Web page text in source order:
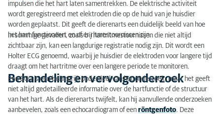
Wat te doen bij twijfels?
impulsen die het hart laten samentrekken. De elektrische activiteit
wordt geregistreerd met elektroden die op de huid van je huisdier
worden geplaatst. Dit geeft de dierenarts een duidelijk beeld van hoe
het hart functioneert en of er ritmestoornissen zijn.
In sommige gevallen, zoals bij hartritmestoornissen die niet altijd
zichtbaar zijn, kan een langdurige registratie nodig zijn. Dit wordt een
Holter ECG genoemd, waarbij je huisdier de elektroden voor langere tijd
draagt om het hartritme over een langere periode te monitoren.
Behandeling en vervolgonderzoek
Een ECG is een belangrijk onderdeel van het onderzoek, maar het geeft
niet altijd gedetailleerde informatie over de hartfunctie of de structuur
van het hart. Als de dierenarts twijfelt, kan hij aanvullende onderzoeken
aanbevelen, zoals een echocardiogram of een röntgenfoto. Deze